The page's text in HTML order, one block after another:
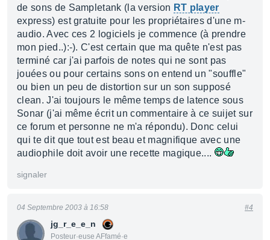
de sons de Sampletank (la version RT player
express) est gratuite pour les propriétaires d'une m-
audio. Avec ces 2 logiciels je commence (à prendre
mon pied..):-). C'est certain que ma quête n'est pas
terminé car j'ai parfois de notes qui ne sont pas
jouées ou pour certains sons on entend un "souffle"
ou bien un peu de distortion sur un son supposé
clean. J'ai toujours le même temps de latence sous
Sonar (j'ai même écrit un commentaire à ce suijet sur
ce forum et personne ne m'a répondu). Donc celui
qui te dit que tout est beau et magnifique avec une
audiophile doit avoir une recette magique....
signaler
jg_r_e_e_n
Posteur·euse AFfamé·e
04 Septembre 2003 à 16:58 #4